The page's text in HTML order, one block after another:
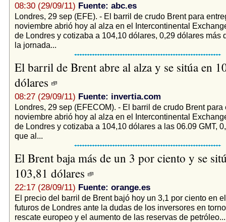
08:30 (29/09/11) Fuente: abc.es
Londres, 29 sep (EFE). - El barril de crudo Brent para
noviembre abrió hoy al alza en el Intercontinental
de Londres y cotizaba a 104,10 dólares, 0,29 dólares más
la jornada...
El barril de Brent abre al alza y se sitúa en
dólares
08:27 (29/09/11) Fuente: invertia.com
Londres, 29 sep (EFECOM). - El barril de crudo Brent para
noviembre abrió hoy al alza en el Intercontinental
de Londres y cotizaba a 104,10 dólares a las 06.09 GMT,
que al...
El Brent baja más de un 3 por ciento y se
103,81 dólares
22:17 (28/09/11) Fuente: orange.es
El precio del barril de Brent bajó hoy un 3,1 por ciento en
futuros de Londres ante la dudas de los inversores en
rescate europeo y el aumento de las reservas de petróleo...